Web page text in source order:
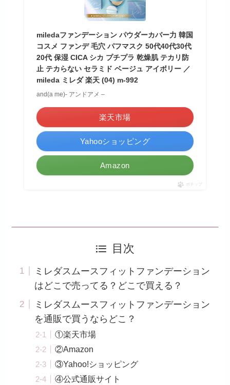
miledaファンデーション パウダーカバー力 韓国
コスメ ファンデ 毛穴 パフマスク 50代40代30代
20代 保湿 CICA シカ プチプラ 乾燥肌 テカリ防
止 テカらない セラミド ベージュ アイボリー ／
mileda ミレダ 楽天 (04) m-992
and(a me)- アンドアメ –
楽天市場
Yahooショッピング
Amazon
ポチップ
目次
ミレダスムースフィットファンデーション
はどこで売ってる？どこで買える？
ミレダスムースフィットファンデーション
を通販で買うならどこ？
①楽天市場
②Amazon
③Yahoo!ショッピング
④公式通販サイト